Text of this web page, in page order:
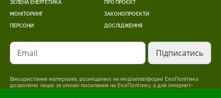
ЗЕЛЕНА ЕНЕРГЕТИКА
МОНІТОРИНГ
ПЕРСОНИ
ПРО ПРОЄКТ
ЗАКОНОПРОЄКТИ
ДОСЛІДЖЕННЯ
Email
Використання матеріалів, розміщених на медіаплатформі ЕкоПолітика
дозволено лише за умови посилання на ЕкоПолітику, а для інтернет-